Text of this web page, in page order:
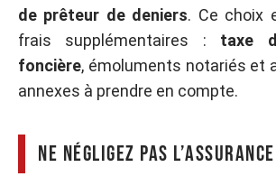
de prêteur de deniers. Ce choix
frais supplémentaires : taxe
foncière, émoluments notariés et
annexes à prendre en compte.
Ne négligez pas l’assurance